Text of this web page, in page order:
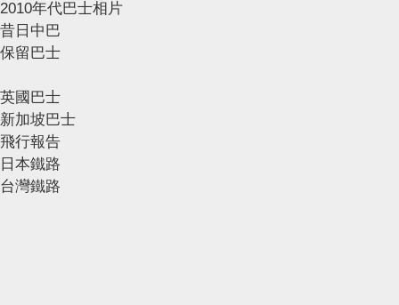
2010年代巴士相片
昔日中巴
保留巴士
英國巴士
新加坡巴士
飛行報告
日本鐵路
台灣鐵路